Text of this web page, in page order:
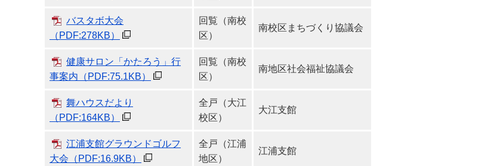
バスタボ大会
（PDF:278KB）
回覧（南校
区）
南校区まちづくり協議会
健康サロン「かたろう」行
事案内 （PDF:75.1KB）
回覧（南校
区）
南地区社会福祉協議会
舞ハウスだより
（PDF:164KB）
全戸（大江
校区）
大江支館
江浦支館グラウンドゴルフ
大会 （PDF:16.9KB）
全戸（江浦
地区）
江浦支館